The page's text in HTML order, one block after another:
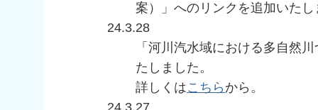
案）」へのリンクを追加いた
24.3.28
「河川汽水域における多自然
たしました。
詳しくはこちら から。